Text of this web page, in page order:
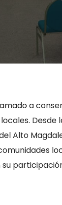
a
Desde
Alto
su